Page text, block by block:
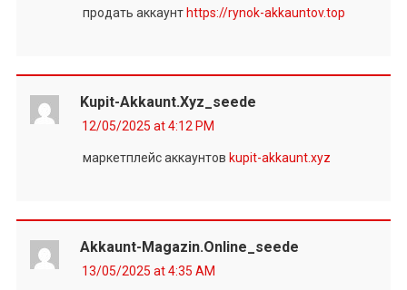
продать аккаунт https://rynok-akkauntov.top
Kupit-Akkaunt.xyz_seede
12/05/2025 at 4:12 PM
маркетплейс аккаунтов kupit-akkaunt.xyz
Akkaunt-Magazin.online_seede
13/05/2025 at 4:35 AM